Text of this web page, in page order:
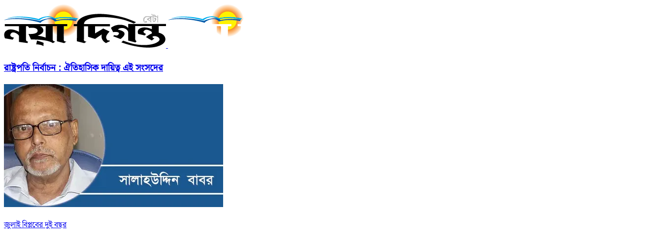
রাষ্ট্রপতি নির্বাচন : ঐতিহাসিক দায়িত্ব এই সংসদের
জুলাই বিপ্লবের দুই বছর